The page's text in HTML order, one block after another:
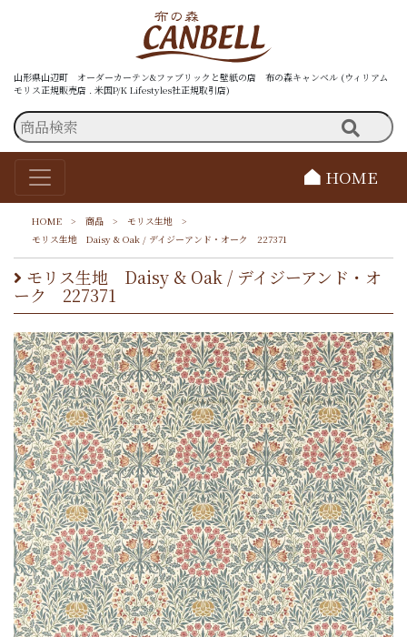
山形県山辺町 オーダーカーテン&ファブリックと壁紙の店 布の森キャンベル (ウィリアム
モリス正規販売店 . 米国P/K Lifestyles社正規取引店)
HOME
HOME > 商品 > モリス生地
>
モリス生地 Daisy & Oak / デイジーアンド・オーク 227371
モリス生地 Daisy & Oak / デイジーアンド・オ
ーク 227371